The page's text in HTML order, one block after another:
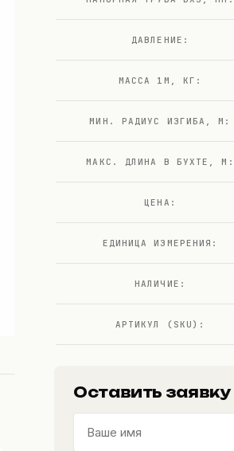
ДАВЛЕНИЕ:
МАССА 1М, КГ:
МИН. РАДИУС ИЗГИБА, М:
МАКС. ДЛИНА В БУХТЕ, М:
ЦЕНА:
ЕДИНИЦА ИЗМЕРЕНИЯ:
НАЛИЧИЕ:
АРТИКУЛ (SKU):
Оставить заявку